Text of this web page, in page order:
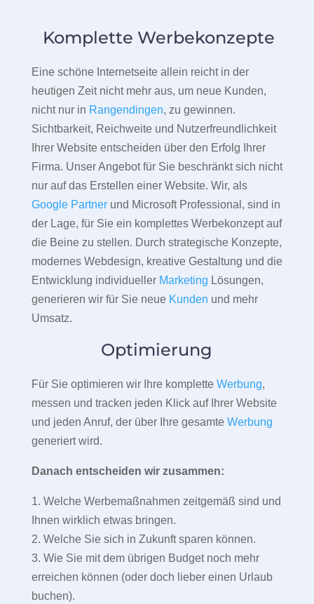
Komplette Werbekonzepte
Eine schöne Internetseite allein reicht in der
heutigen Zeit nicht mehr aus, um neue Kunden,
nicht nur in Rangendingen, zu gewinnen.
Sichtbarkeit, Reichweite und Nutzerfreundlichkeit
Ihrer Website entscheiden über den Erfolg Ihrer
Firma. Unser Angebot für Sie beschränkt sich nicht
nur auf das Erstellen einer Website. Wir, als
Google Partnerund Microsoft Professional, sind in
der Lage, für Sie ein komplettes Werbekonzept auf
die Beine zu stellen. Durch strategische Konzepte,
modernes Webdesign, kreative Gestaltung und die
Entwicklung individueller Marketing Lösungen,
generieren wir für Sie neue Kunden und mehr
Umsatz.
Optimierung
Für Sie optimieren wir Ihre komplette Werbung,
messen und tracken jeden Klick auf Ihrer Website
und jeden Anruf, der über Ihre gesamte Werbung
generiert wird.
Danach entscheiden wir zusammen:
1. Welche Werbemaßnahmen zeitgemäß sind und
Ihnen wirklich etwas bringen.
2. Welche Sie sich in Zukunft sparen können.
3. Wie Sie mit dem übrigen Budget noch mehr
erreichen können (oder doch lieber einen Urlaub
buchen).